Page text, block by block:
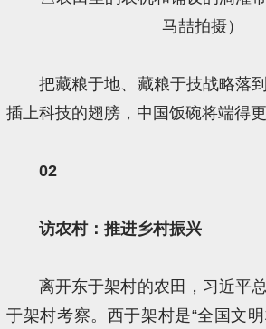
马喆拍摄）
把藏粮于地、藏粮于技战略落
插上科技的翅膀，中国饭碗将端得更
02
访农村：推进乡村振兴
离开东于架村的农田，习近平
于架村考察。西于架村是“全国文